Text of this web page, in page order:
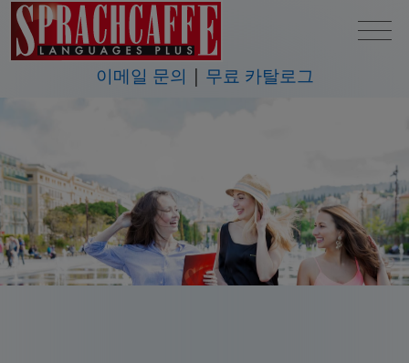
이메일 문의 무료 카탈로그